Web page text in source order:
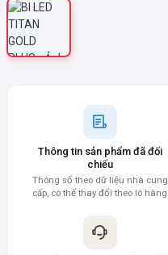
Thông tin sản phẩm đã đối
chiếu
Thông số theo dữ liệu nhà cung
cấp, có thể thay đổi theo lô hàng